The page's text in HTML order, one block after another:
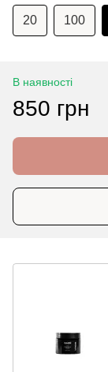
20 100
В наявності
850 грн